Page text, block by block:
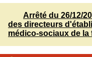
Arrêté du 26/12/
des directeurs
médico-sociaux de